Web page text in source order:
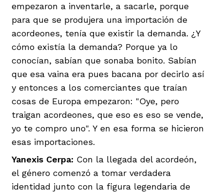
empezaron a inventarle, a sacarle, porque
para que se produjera una importación de
acordeones, tenía que existir la demanda. ¿Y
cómo existía la demanda? Porque ya lo
conocían, sabían que sonaba bonito. Sabían
que esa vaina era pues bacana por decirlo así
y entonces a los comerciantes que traían
cosas de Europa empezaron: "Oye, pero
traigan acordeones, que eso es eso se vende,
yo te compro uno". Y en esa forma se hicieron
esas importaciones.
Yanexis Cerpa: Con la llegada del acordeón,
el género comenzó a tomar verdadera
identidad junto con la figura legendaria de